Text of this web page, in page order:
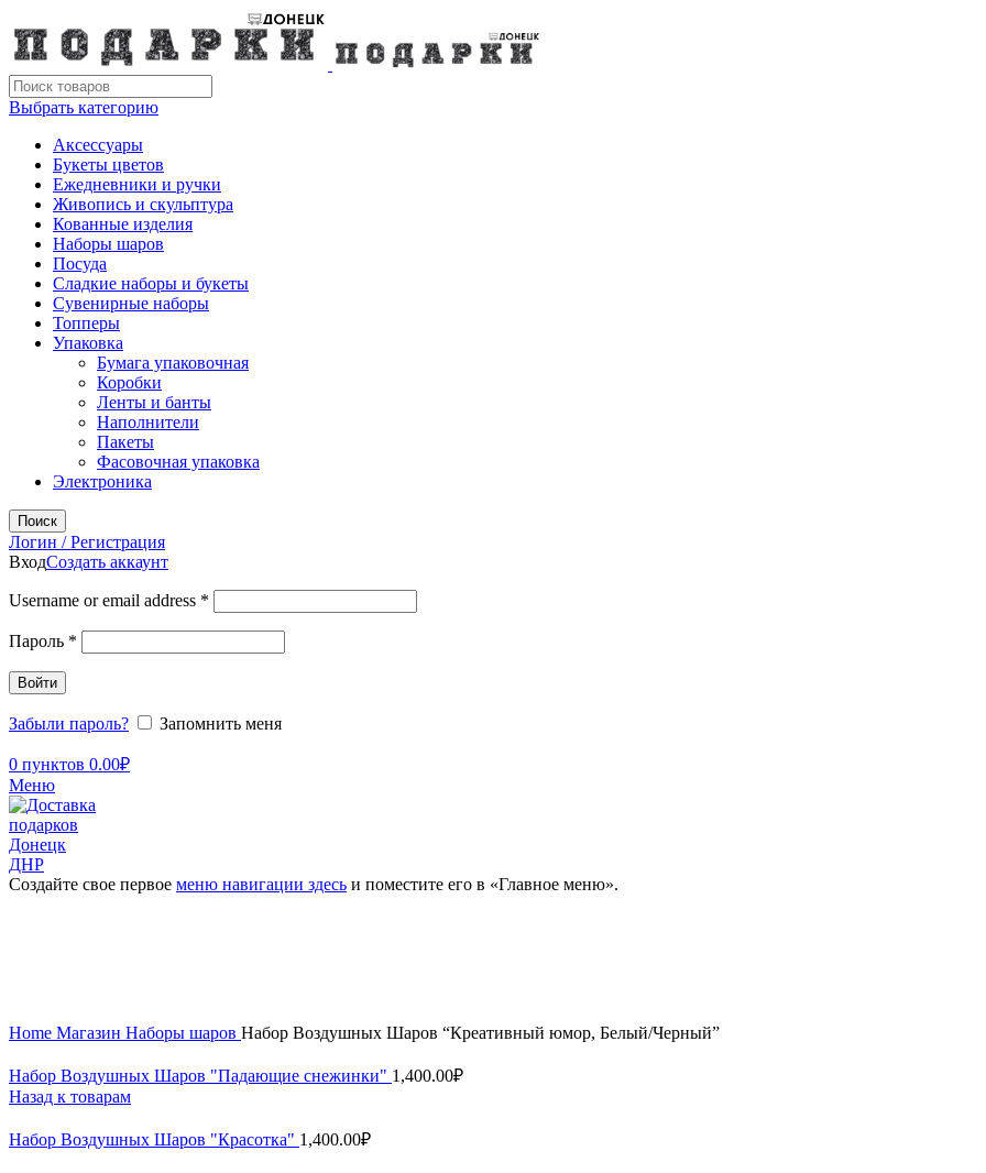
Выбрать категорию
Аксессуары
Букеты цветов
Ежедневники и ручки
Живопись и скульптура
Кованные изделия
Наборы шаров
Посуда
Сладкие наборы и букеты
Сувенирные наборы
Топперы
Упаковка
Бумага упаковочная
Коробки
Ленты и банты
Наполнители
Пакеты
Фасовочная упаковка
Электроника
Поиск
Логин / Регистрация
ВходСоздать аккаунт
Username or email address *
Пароль *
Войти
Забыли пароль? Запомнить меня
0 пунктов 0.00₽
Меню
Создайте свое первое меню навигации здесь и поместите его в «Главное меню».
Home Магазин Наборы шаров Набор Воздушных Шаров “Креативный юмор, Белый/Черный”
Набор Воздушных Шаров "Падающие снежинки" 1,400.00₽
Назад к товарам
Набор Воздушных Шаров "Красотка" 1,400.00₽